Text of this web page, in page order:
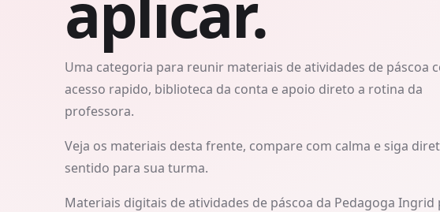
Uma categoria para reunir materiais de atividades de páscoa
acesso rapido, biblioteca da conta e apoio direto a rotina da
professora.
Veja os materiais desta frente, compare com calma e siga
sentido para sua turma.
Materiais digitais de atividades de páscoa da Pedagoga Ingrid